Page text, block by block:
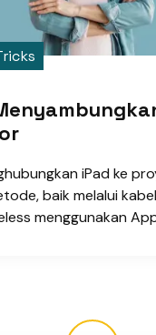
iPad ke
baik melalui
menggunakan